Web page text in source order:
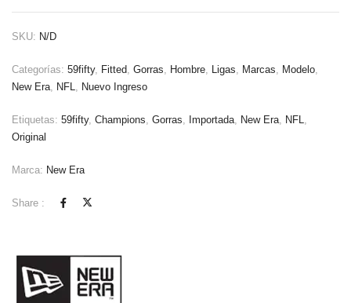
SKU: N/D
Categorías: 59fifty, Fitted, Gorras, Hombre, Ligas, Marcas, Modelo,
New Era, NFL, Nuevo Ingreso
Etiquetas: 59fifty, Champions, Gorras, Importada, New Era, NFL,
Original
Marca: New Era
Share :